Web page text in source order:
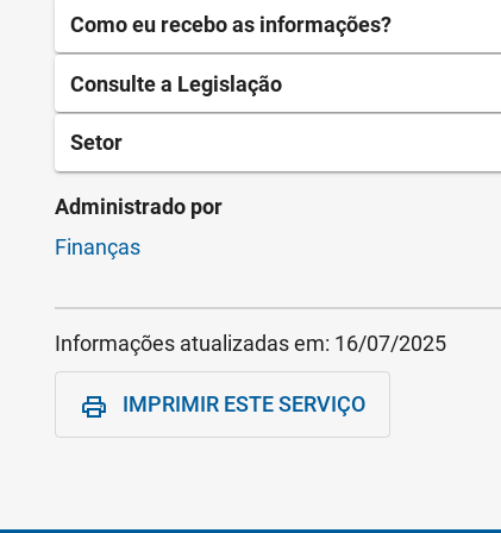
Como eu recebo as informações?
Consulte a Legislação
Setor
Administrado por
Finanças
Informações atualizadas em: 16/07/2025
print IMPRIMIR ESTE SERVIÇO